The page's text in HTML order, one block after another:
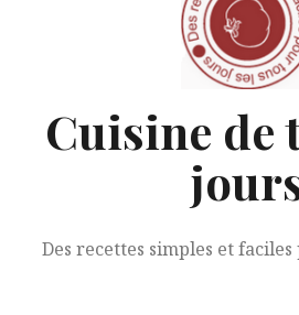
Cuisine de
Des recettes simples et